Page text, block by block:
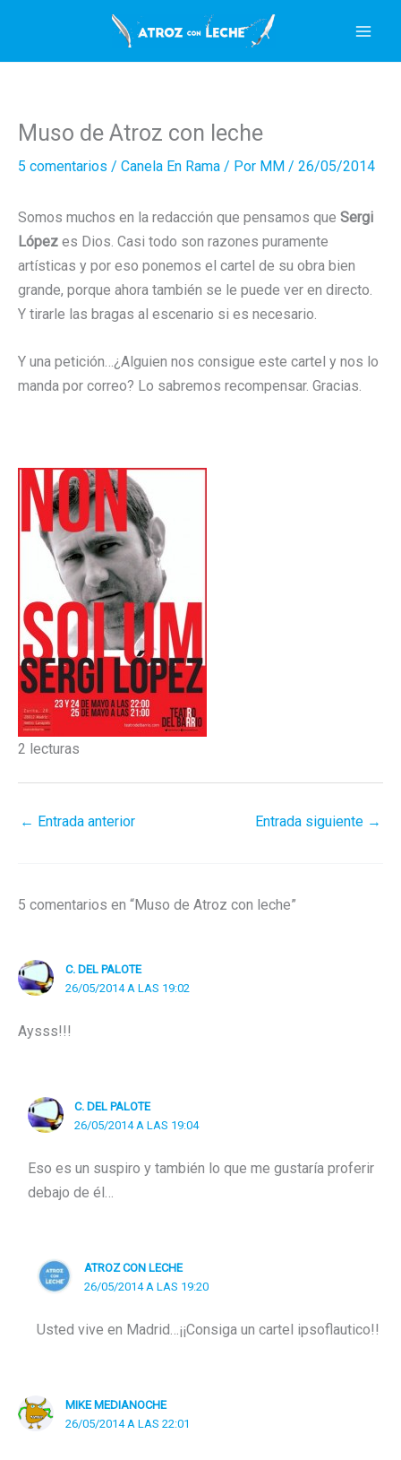
contenido
Muso de Atroz con leche
5 comentarios / Canela En Rama / Por MM / 26/05/2014
Somos muchos en la redacción que pensamos que Sergi
López es Dios. Casi todo son razones puramente
artísticas y por eso ponemos el cartel de su obra bien
grande, porque ahora también se le puede ver en directo.
Y tirarle las bragas al escenario si es necesario.
Y una petición…¿Alguien nos consigue este cartel y nos lo
manda por correo? Lo sabremos recompensar. Gracias.
2 lecturas
← Entrada anterior Entrada siguiente →
5 comentarios en “Muso de Atroz con leche”
C. DEL PALOTE
26/05/2014 A LAS 19:02
Aysss!!!
C. DEL PALOTE
26/05/2014 A LAS 19:04
Eso es un suspiro y también lo que me gustaría proferir
debajo de él…
ATROZ CON LECHE
26/05/2014 A LAS 19:20
Usted vive en Madrid…¡¡Consiga un cartel ipsoflautico!!
MIKE MEDIANOCHE
26/05/2014 A LAS 22:01